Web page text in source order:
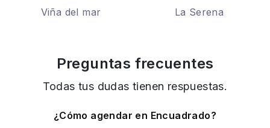
Viña del mar
La Serena
Preguntas frecuentes
Todas tus dudas tienen respuestas.
¿Cómo agendar en Encuadrado?